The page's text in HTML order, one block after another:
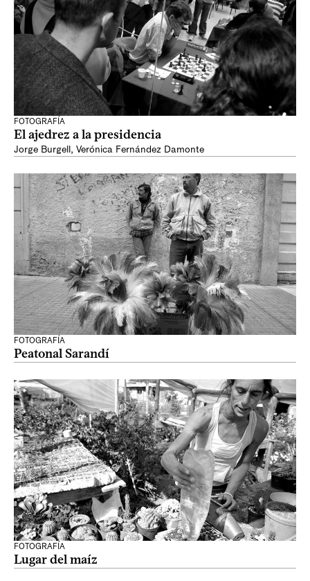
FOTOGRAFÍA
El ajedrez a la presidencia
Jorge Burgell, Verónica Fernández Damonte
FOTOGRAFÍA
Peatonal Sarandí
FOTOGRAFÍA
Lugar del maíz